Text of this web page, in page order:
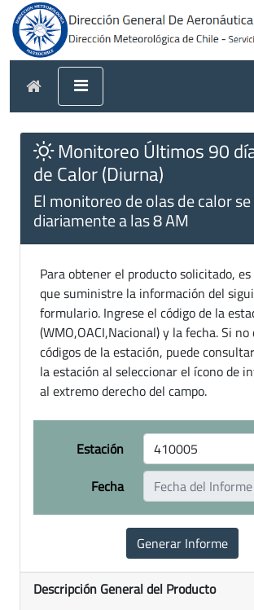
Monitoreo Últimos 90
de Calor (Diurna)
El monitoreo de olas de calor
diariamente a las 8 AM
Para obtener el producto solicitado,
que suministre la información del
formulario. Ingrese el código de la
(WMO,OACI,Nacional) y la fecha. Si no
códigos de la estación, puede
la estación al seleccionar el ícono de
al extremo derecho del campo.
Estación
Fecha
Descripción General del Producto